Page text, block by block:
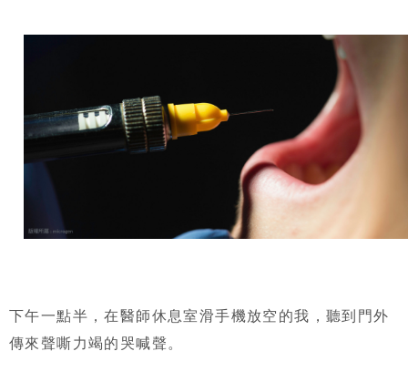
下午一點半，在醫師休息室滑手機放空的我，聽到門外
傳來聲嘶力竭的哭喊聲。